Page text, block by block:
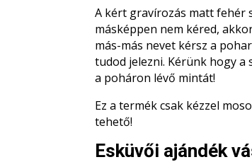
A kért gravírozás matt fehér
másképpen nem kéred,
más-más nevet kérsz a
tudod jelezni. Kérünk hogy a
a poháron lévő mintát!
Ez a termék csak kézzel
tehető!
Esküvői ajándék